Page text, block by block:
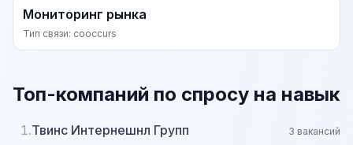
Мониторинг рынка
Тип связи: cooccurs
Топ-компаний по спросу на навык
1.Твинс Интернешнл Групп 3 вакансий